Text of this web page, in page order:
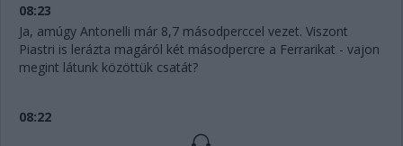
08:23
Ja, amúgy Antonelli már 8,7 másodperccel vezet. Viszont
Piastri is lerázta magáról két másodpercre a Ferrarikat - vajon
megint látunk közöttük csatát?
08:22